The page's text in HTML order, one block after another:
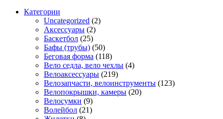
Категории
Uncategorized (2)
Аксессуары (2)
Баскетбол (25)
Бафы (трубы) (50)
Беговая форма (118)
Вело седла, вело чехлы (4)
Велоаксессуары (219)
Велозапчасти, велоинструменты (123)
Велопокрышки, камеры (20)
Велосумки (9)
Волейбол (21)